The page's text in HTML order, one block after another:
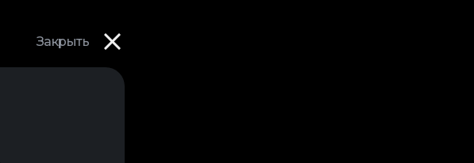
Закрыть